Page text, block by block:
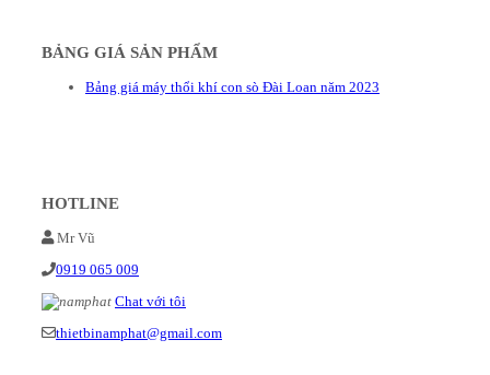
BẢNG GIÁ SẢN PHẨM
Bảng giá máy thổi khí con sò Đài Loan năm 2023
HOTLINE
Mr Vũ
0919 065 009
Chat với tôi
thietbinamphat@gmail.com